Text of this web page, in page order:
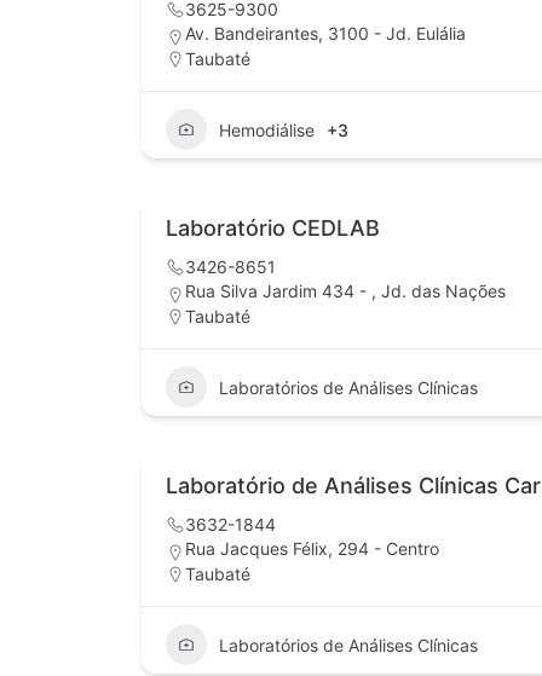
3625-9300
Av. Bandeirantes, 3100 - Jd. Eulália
Taubaté
Hemodiálise +3
Laboratório CEDLAB
3426-8651
Rua Silva Jardim 434 - , Jd. das Nações
Taubaté
Laboratórios de Análises Clínicas
Laboratório de Análises Clínicas
3632-1844
Rua Jacques Félix, 294 - Centro
Taubaté
Laboratórios de Análises Clínicas